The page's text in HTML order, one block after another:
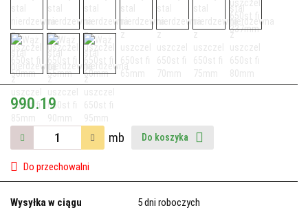
990.19
mb Do koszyka
Do przechowalni
Wysyłka w ciągu 5 dni roboczych